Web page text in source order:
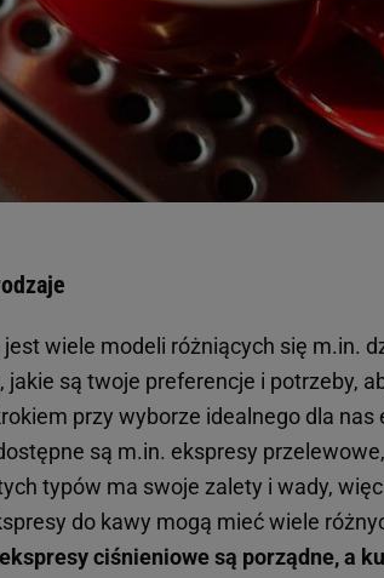
wiele modeli różniących się m.in.
są twoje preferencje i potrzeby,
przy wyborze idealnego dla nas
są m.in. ekspresy
typów ma swoje zalety i wady,
do kawy mogą mieć wiele
ciśnieniowe są porządne, a